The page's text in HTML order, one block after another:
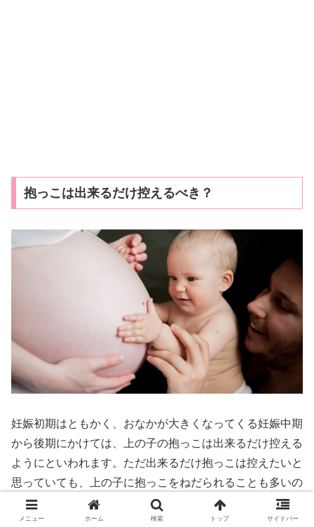
抱っこは出来るだけ控えるべき？
妊娠初期はともかく、おなかが大きくなってくる妊娠中期
から後期にかけては、上の子の抱っこは出来るだけ控える
ようにといわれます。ただ出来るだけ抱っこは控えたいと
思っていても、上の子に抱っこをねだられることも多いの
ではないでしょうか。
メニュー ホーム 検索 トップ サイドバー